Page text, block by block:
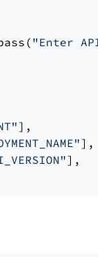
"Enter
],
],
],